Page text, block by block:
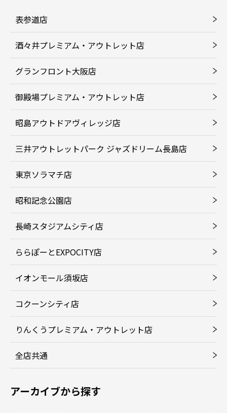
表参道店
酒々井プレミアム・アウトレット店
グランフロント大阪店
御殿場プレミアム・アウトレット店
昭島アウトドアヴィレッジ店
三井アウトレットパーク ジャズドリーム長島店
東京ソラマチ店
昭和記念公園店
長崎スタジアムシティ店
ららぽーとEXPOCITY店
イオンモール須坂店
コクーンシティ店
りんくうプレミアム・アウトレット店
全店共通
アーカイブから探す